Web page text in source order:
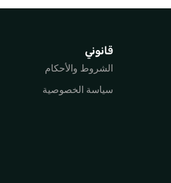
قانوني
الشروط والأحكام
سياسة الخصوصية